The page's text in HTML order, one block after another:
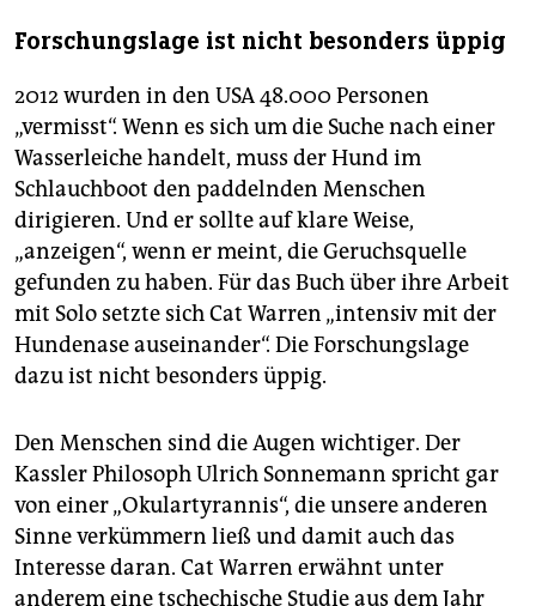
Forschungslage ist nicht besonders üppig
2012 wurden in den USA 48.000 Personen
„vermisst“. Wenn es sich um die Suche nach einer
Wasserleiche handelt, muss der Hund im
Schlauchboot den paddelnden Menschen
dirigieren. Und er sollte auf klare Weise,
„anzeigen“, wenn er meint, die Geruchsquelle
gefunden zu haben. Für das Buch über ihre Arbeit
mit Solo setzte sich Cat Warren „intensiv mit der
Hundenase auseinander“. Die Forschungslage
dazu ist nicht besonders üppig.
Den Menschen sind die Augen wichtiger. Der
Kassler Philosoph Ulrich Sonnemann spricht gar
von einer „Okulartyrannis“, die unsere anderen
Sinne verkümmern ließ und damit auch das
Interesse daran. Cat Warren erwähnt unter
anderem eine tschechische Studie aus dem Jahr